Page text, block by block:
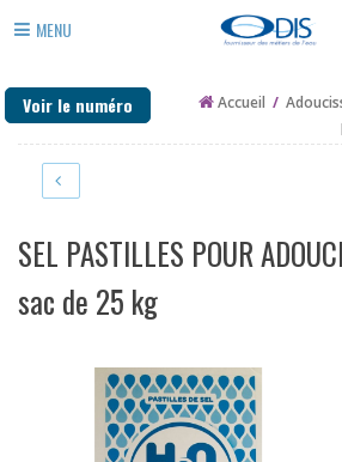
Trégor
35140
DU
CORMIER
Voir le numéro
MENU
ADOUCISSEUR EAU
ANTI TARTRE
FILTRE EAU
DÉSINFECTION
EAU DE PUITS ET FORAGE
PIÈCES DÉTACHÉES
Accueil /
SEL PASTILLES POUR
sac de 25 kg